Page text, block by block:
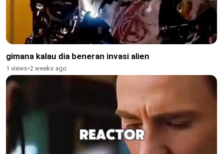
gimana kalau dia beneran invasi alien
1 views•2 weeks ago